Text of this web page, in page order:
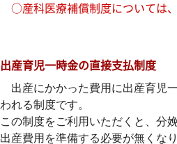
○産科医療補償制度については、
出産育児一時金の直接支払制度
出産にかかった費用に出産育児
われる制度です。
この制度をご利用いただくと、分
出産費用を準備する必要が無くなり